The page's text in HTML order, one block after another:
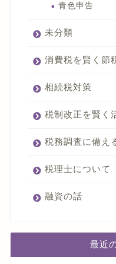
青色申告
未分類
消費税を賢く節
相続税対策
税制改正を賢く
税務調査に備え
税理士について
融資の話
最近